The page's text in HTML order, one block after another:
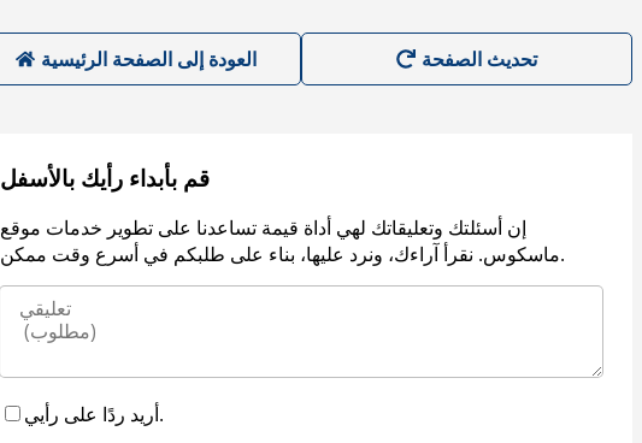
العودة إلى الصفحة الرئيسية
قم بأبداء رأيك بالأسفل
إن أسئلتك وتعليقاتك لهي أداة قيمة تساعدنا على تطوير خدمات موقع
ماسكوس. نقرأ آراءك، ونرد عليها، بناء على طلبكم في أسرع وقت ممكن.
أريد ردًا على رأيي.